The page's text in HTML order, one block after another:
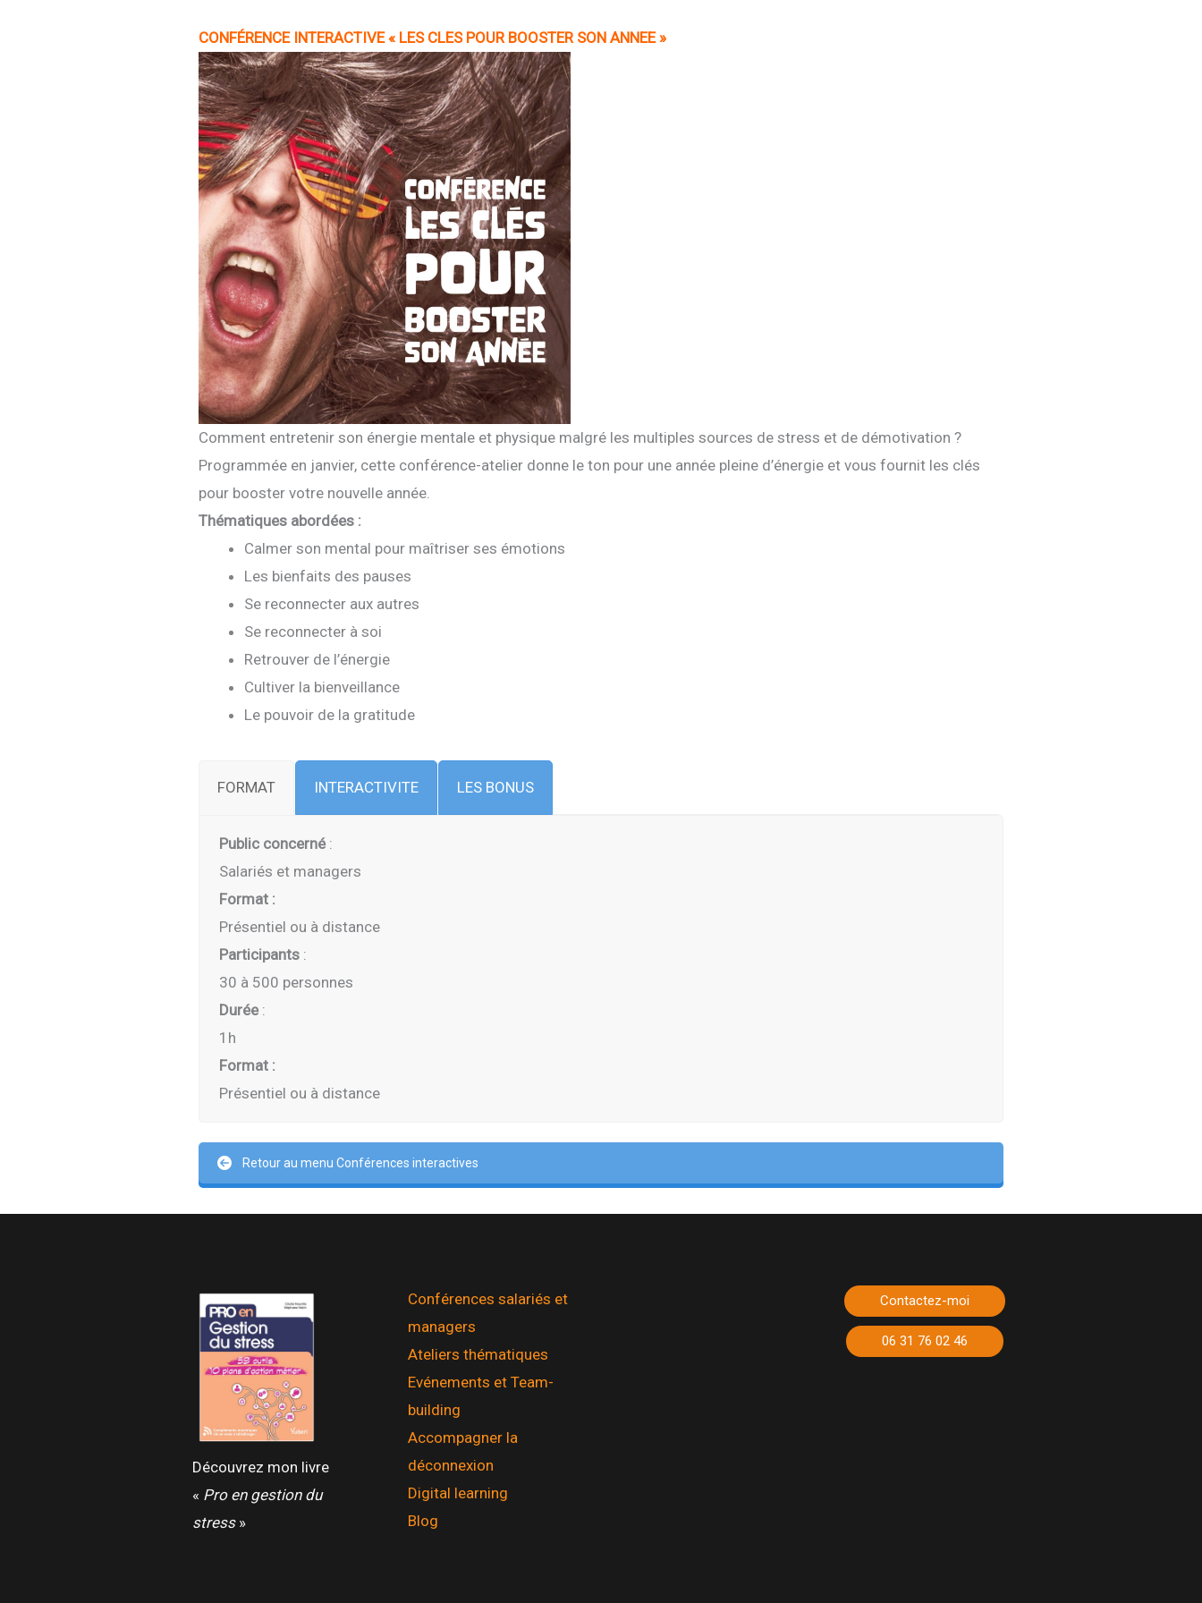
CONFÉRENCEINTERACTIVE « LES CLES POUR BOOSTER SON ANNEE »
Comment entretenir son énergie mentale et physique malgré les multiples sources de stress et de démotivation ?
Programmée en janvier, cette conférence-atelier donne le ton pour une année pleine d’énergie et vous fournit les clés
pour booster votre nouvelle année.
Thématiques abordées :
Calmer son mental pour maîtriser ses émotions
Les bienfaits des pauses
Se reconnecter aux autres
Se reconnecter à soi
Retrouver de l’énergie
Cultiver la bienveillance
Le pouvoir de la gratitude
FORMAT INTERACTIVITE LES BONUS
Public concerné:
Salariés et managers
Format :
Présentiel ou à distance
Participants :
30 à 500 personnes
Durée:
1h
Format :
Présentiel ou à distance
Retour au menu Conférences interactives
Découvrez mon livre
« Pro en gestion du
stress»
Conférences salariés et
managers
Ateliers thématiques
Evénements et Team-
building
Accompagner la
déconnexion
Digital learning
Blog
Contactez-moi
06 31 76 02 46